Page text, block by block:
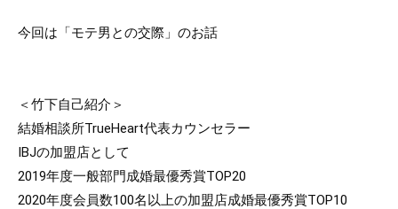
今回は「モテ男との交際」のお話
＜竹下自己紹介＞
結婚相談所TrueHeart代表カウンセラー
IBJの加盟店として
2019年度一般部門成婚最優秀賞TOP20
2020年度会員数100名以上の加盟店成婚最優秀賞TOP10